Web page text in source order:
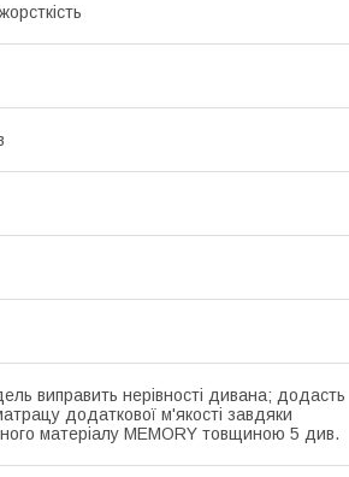
виправить нерівності дивана; додасть
додаткової м'якості завдяки
матеріалу MEMORY товщиною 5 див.